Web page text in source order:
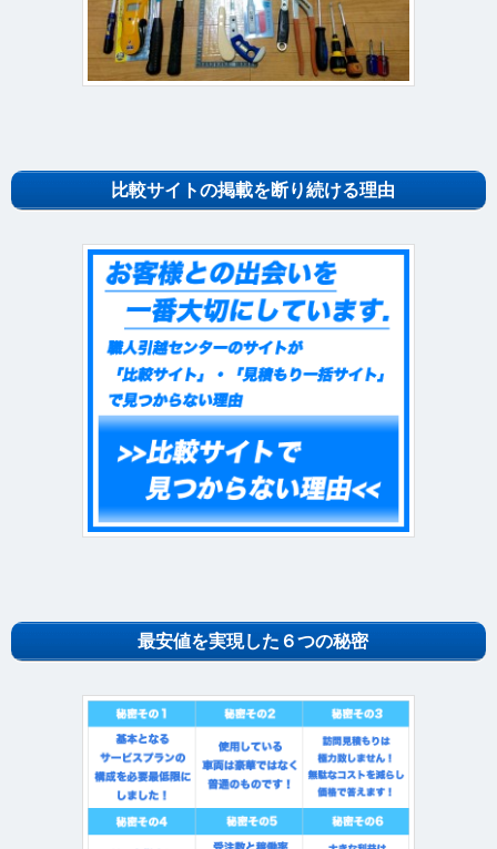
比較サイトの掲載を断り続ける理由
最安値を実現した６つの秘密